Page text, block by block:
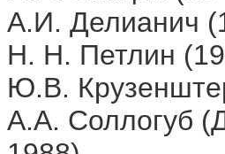
А.И. Делианич
Н. Н. Петлин
Ю.В.
А.А. Соллогуб